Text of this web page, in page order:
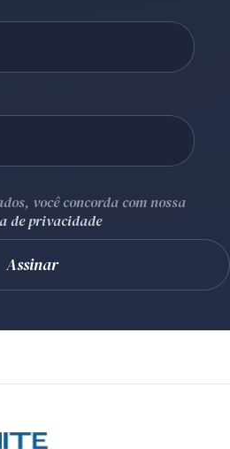
você concorda com nossa
de privacidade